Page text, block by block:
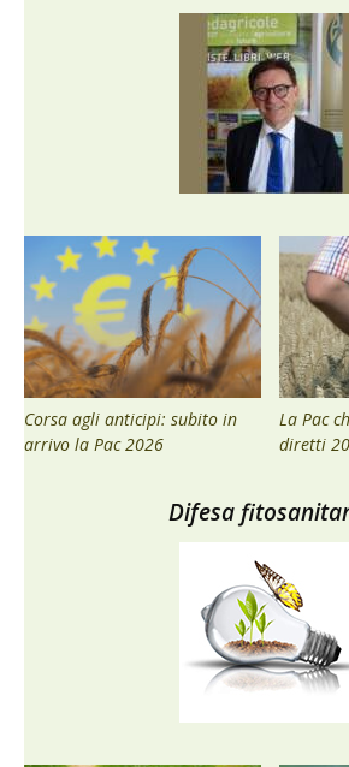
Corsa agli anticipi: subito in
arrivo la Pac 2026
La Pac
diretti
Difesa